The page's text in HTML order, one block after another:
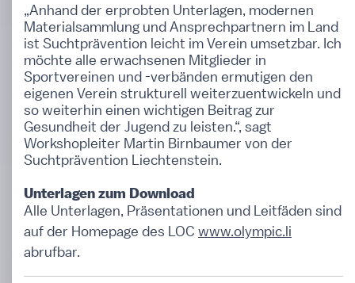
„Anhand der erprobten Unterlagen, modernen
Materialsammlung und Ansprechpartnern im Land
ist Suchtprävention leicht im Verein umsetzbar. Ich
möchte alle erwachsenen Mitglieder in
Sportvereinen und -verbänden ermutigen den
eigenen Verein strukturell weiterzuentwickeln und
so weiterhin einen wichtigen Beitrag zur
Gesundheit der Jugend zu leisten.“, sagt
Workshopleiter Martin Birnbaumer von der
Suchtprävention Liechtenstein.
Unterlagen zum Download
Alle Unterlagen, Präsentationen und Leitfäden sind
auf der Homepage des LOC www.olympic.li
abrufbar.